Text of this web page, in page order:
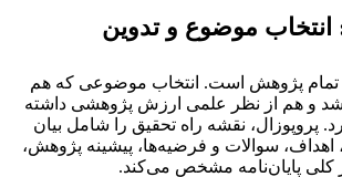
انتخاب موضوع و تدوین
تمام پژوهش است. انتخاب موضوعی که هم
و هم از نظر علمی ارزش پژوهشی داشته
پروپوزال، نقشه راه تحقیق را شامل بیان
اهداف، سوالات و فرضیه‌ها، پیشینه پژوهش،
کلی پایان‌نامه مشخص می‌کند.